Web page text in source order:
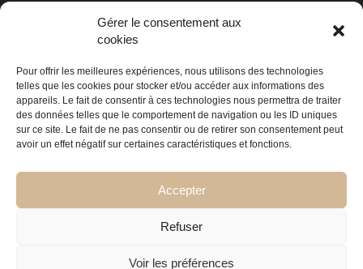
Gérer le consentement aux
cookies
Pour offrir les meilleures expériences, nous utilisons des technologies
telles que les cookies pour stocker et/ou accéder aux informations des
appareils. Le fait de consentir à ces technologies nous permettra de traiter
des données telles que le comportement de navigation ou les ID uniques
sur ce site. Le fait de ne pas consentir ou de retirer son consentement peut
avoir un effet négatif sur certaines caractéristiques et fonctions.
Accepter
Refuser
Voir les préférences